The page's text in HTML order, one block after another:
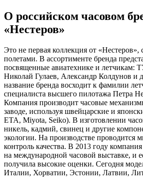
О российском часовом
«Нестеров»
Это не первая коллекция от «Нестеров»,
полетами. В ассортименте бренда
посвященные авиатехнике и летчикам:
Николай Гулаев, Александр Колдунов и
название бренда восходит к фамилии
специалиста высшего пилотажа Петра
Компания производит часовые
заводе, используя швейцарские и
ETA, Miyota, Seiko). В изготовлении
никель, кадмий, свинец и другие
экологии. На производстве проводится
контроль качества. В 2013 году компания
на международной часовой выставке, и
получила высокие оценки. Сегодня
Италии, Хорватии, Эстонии, Латвии,